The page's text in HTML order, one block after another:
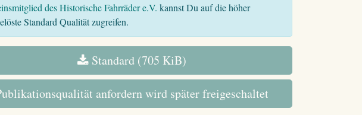
des Historische Fahrräder e.V. kannst Du auf die höher
Standard Qualität zugreifen.
Standard (705 KiB)
anfordern wird später freigeschaltet